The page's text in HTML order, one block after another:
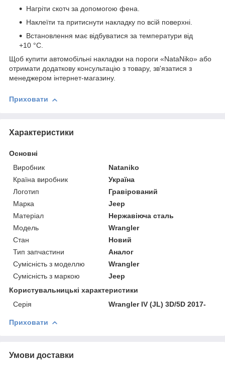
Нагріти скотч за допомогою фена.
Наклеїти та притиснути накладку по всій поверхні.
Встановлення має відбуватися за температури від
+10 °C.
Щоб купити автомобільні накладки на пороги «NataNiko» або
отримати додаткову консультацію з товару, зв'язатися з
менеджером інтернет-магазину.
Приховати
Характеристики
Основні
Виробник
Nataniko
Країна виробник
Україна
Логотип
Гравірований
Марка
Jeep
Матеріал
Нержавіюча сталь
Модель
Wrangler
Стан
Новий
Тип запчастини
Аналог
Сумісність з моделлю
Wrangler
Сумісність з маркою
Jeep
Користувальницькі характеристики
Серія
Wrangler IV (JL) 3D/5D 2017-
Приховати
Умови доставки